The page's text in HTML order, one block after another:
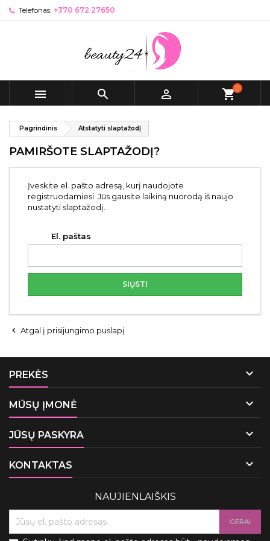
Telefonas: +370 672 27650
   shopping_cart0
Pagrindinis Atstatyti slaptažodį
PAMIRŠOTE SLAPTAŽODĮ?
Įveskite el. pašto adresą, kurį naudojote
registruodamiesi. Jūs gausite laikiną nuorodą iš naujo
nustatyti slaptažodį.
El. paštas
SIŲSTI
 Atgal į prisijungimo puslapį
PREKĖS 
MŪSŲ ĮMONĖ 
JŪSŲ PASKYRA 
KONTAKTAS 
NAUJIENLAIŠKIS